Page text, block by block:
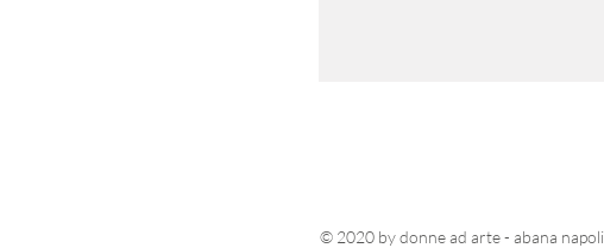
© 2020 by donne ad arte - abana napoli